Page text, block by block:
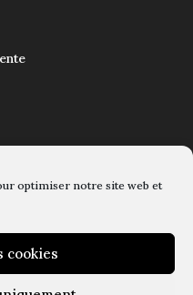
optimiser notre site web et
cookies